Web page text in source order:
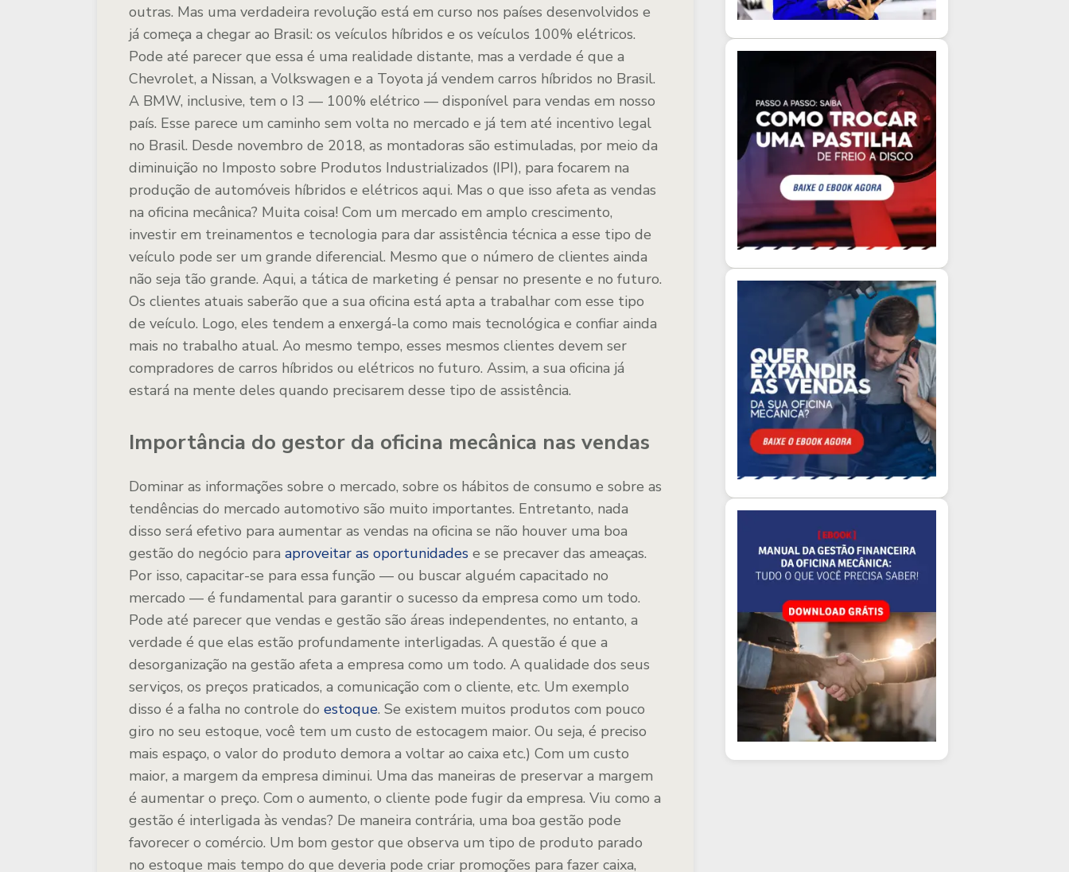
outras. Mas uma verdadeira revolução está em curso nos países desenvolvidos e
já começa a chegar ao Brasil: os veículos híbridos e os veículos 100% elétricos.
Pode até parecer que essa é uma realidade distante, mas a verdade é que a
Chevrolet, a Nissan, a Volkswagen e a Toyota já vendem carros híbridos no Brasil.
A BMW, inclusive, tem o I3 — 100% elétrico — disponível para vendas em nosso
país. Esse parece um caminho sem volta no mercado e já tem até incentivo legal
no Brasil. Desde novembro de 2018, as montadoras são estimuladas, por meio da
diminuição no Imposto sobre Produtos Industrializados (IPI), para focarem na
produção de automóveis híbridos e elétricos aqui. Mas o que isso afeta as vendas
na oficina mecânica? Muita coisa! Com um mercado em amplo crescimento,
investir em treinamentos e tecnologia para dar assistência técnica a esse tipo de
veículo pode ser um grande diferencial. Mesmo que o número de clientes ainda
não seja tão grande. Aqui, a tática de marketing é pensar no presente e no futuro.
Os clientes atuais saberão que a sua oficina está apta a trabalhar com esse tipo
de veículo. Logo, eles tendem a enxergá-la como mais tecnológica e confiar ainda
mais no trabalho atual. Ao mesmo tempo, esses mesmos clientes devem ser
compradores de carros híbridos ou elétricos no futuro. Assim, a sua oficina já
estará na mente deles quando precisarem desse tipo de assistência.
Importância do gestor da oficina mecânica nas vendas
Dominar as informações sobre o mercado, sobre os hábitos de consumo e sobre as
tendências do mercado automotivo são muito importantes. Entretanto, nada
disso será efetivo para aumentar as vendas na oficina se não houver uma boa
gestão do negócio para aproveitar as oportunidades e se precaver das ameaças.
Por isso, capacitar-se para essa função — ou buscar alguém capacitado no
mercado — é fundamental para garantir o sucesso da empresa como um todo.
Pode até parecer que vendas e gestão são áreas independentes, no entanto, a
verdade é que elas estão profundamente interligadas. A questão é que a
desorganização na gestão afeta a empresa como um todo. A qualidade dos seus
serviços, os preços praticados, a comunicação com o cliente, etc. Um exemplo
disso é a falha no controle do estoque. Se existem muitos produtos com pouco
giro no seu estoque, você tem um custo de estocagem maior. Ou seja, é preciso
mais espaço, o valor do produto demora a voltar ao caixa etc.) Com um custo
maior, a margem da empresa diminui. Uma das maneiras de preservar a margem
é aumentar o preço. Com o aumento, o cliente pode fugir da empresa. Viu como a
gestão é interligada às vendas? De maneira contrária, uma boa gestão pode
favorecer o comércio. Um bom gestor que observa um tipo de produto parado
no estoque mais tempo do que deveria pode criar promoções para fazer caixa,